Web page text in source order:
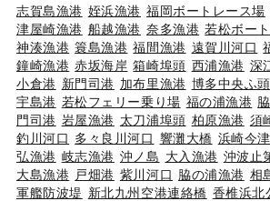
志賀島漁港 姪浜漁港 福岡ボートレース場
津屋崎漁港 船越漁港 奈多漁港 若松ボー
神湊漁港 簑島漁港 福間漁港 遠賀川河口
鐘崎漁港 赤坂海岸 箱崎埠頭 西浦漁港 深
小倉港 新門司港 加布里漁港 博多中央ふ頭
宇島港 若松フェリー乗り場 福の浦漁港
門司港 岩屋漁港 太刀浦埠頭 柏原漁港 須
釣川河口 多々良川河口 響灘大橋 浜崎今
弘漁港 岐志漁港 沖ノ島 大入漁港 沖波止
大島漁港 戸畑港 紫川河口 脇の浦漁港 相
軍艦防波堤 新北九州空港連絡橋 香椎浜北